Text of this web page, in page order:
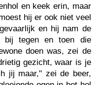
en keek erin, maar
hij er ook niet veel
en hij nam de
bij tegen en toen die
doen was, zei de
gezicht, waar is je
jij maar," zei de beer,